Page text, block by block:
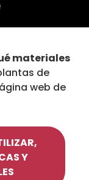
materiales
de
web de
Y